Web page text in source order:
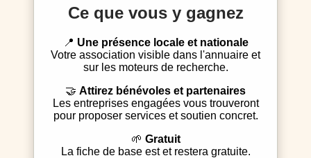
Ce que vous y gagnez
Une présence locale et nationale
Votre association visible dans l'annuaire et
sur les moteurs de recherche.
Attirez bénévoles et partenaires
Les entreprises engagées vous trouveront
pour proposer services et soutien concret.
Gratuit
La fiche de base est et restera gratuite.